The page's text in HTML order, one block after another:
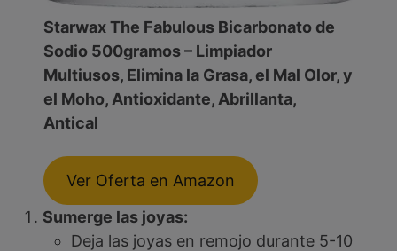
Starwax The Fabulous Bicarbonato de
Sodio 500gramos – Limpiador
Multiusos, Elimina la Grasa, el Mal Olor, y
el Moho, Antioxidante, Abrillanta,
Antical
Ver Oferta en Amazon
Sumerge las joyas:
Deja las joyas en remojo durante 5-10